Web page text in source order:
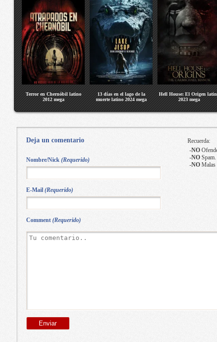
Terror en Chernóbil latino
2012 mega
13 días en el lago de la
muerte latino 2024 mega
Hell House: El Origen
2023 mega
Deja un comentario
Comment (Requerido)
Recuerda:
-NO
-NOSpam.
-NOMalas
Nombre/Nick (Requerido)
E-Mail (Requerido)